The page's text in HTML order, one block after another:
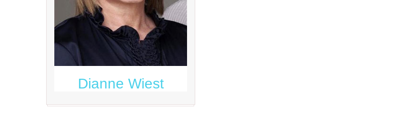
Dianne Wiest